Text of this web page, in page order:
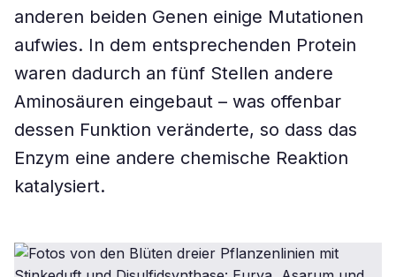
anderen beiden Genen einige Mutationen
aufwies. In dem entsprechenden Protein
waren dadurch an fünf Stellen andere
Aminosäuren eingebaut – was offenbar
dessen Funktion veränderte, so dass das
Enzym eine andere chemische Reaktion
katalysiert.